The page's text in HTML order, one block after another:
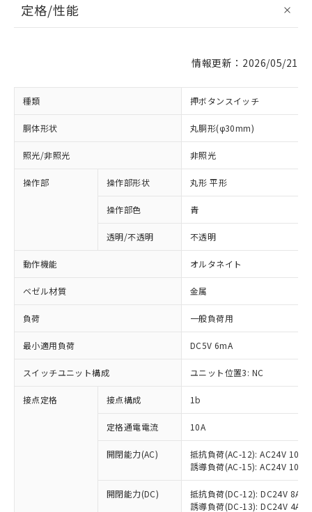
定格/性能
情報更新：2026/05/21
種類 押ボタンスイッチ
胴体形状 丸胴形(φ30mm)
照光/非照光 非照光
操作部 操作部形状 丸形 平形
操作部色 青
透明/不透明 不透明
動作機能 オルタネイト
ベゼル材質 金属
負荷 一般負荷用
最小適用負荷 DC5V 6mA
スイッチユニット構成 ユニット位置3: NC
接点定格 接点構成 1b
定格通電電流 10A
開閉能力(AC)
抵抗負荷(AC-12): AC24V 10A/
誘導負荷(AC-15): AC24V
開閉能力(DC)
抵抗負荷(DC-12): DC24V 8A/
誘導負荷(DC-13): DC24V 4A/
ご利用条件
対応済み：EU RoHS指令（10物質）の
非含有に対応した製品が提供可能な商品で
対応予定：EU RoHS指令（10物質）の非含
有に対応した製品に切り替える予定のある